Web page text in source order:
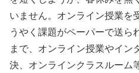
いません。オンライン授業を
うやく課題がペーパーで送ら
まで、オンライン授業やイン
決、オンラインクラスルーム